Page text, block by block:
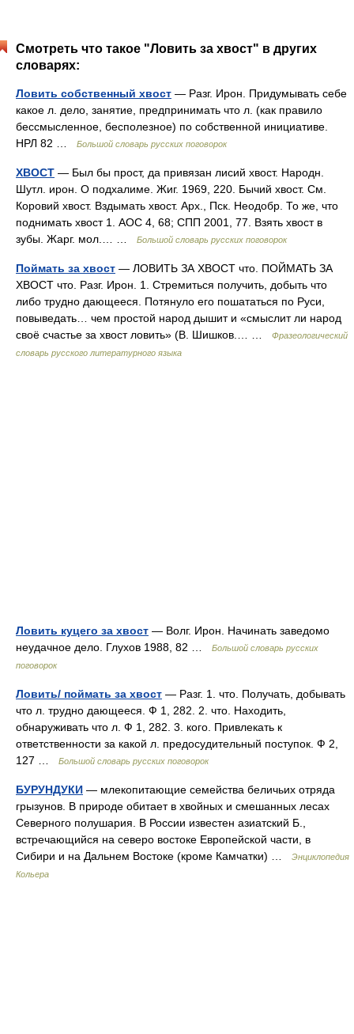
Смотреть что такое "Ловить за хвост" в других
словарях:
Ловить собственный хвост — Разг. Ирон. Придумывать себе
какое л. дело, занятие, предпринимать что л. (как правило
бессмысленное, бесполезное) по собственной инициативе.
НРЛ 82 …
Большой словарь русских поговорок
ХВОСТ — Был бы прост, да привязан лисий хвост. Народн.
Шутл. ирон. О подхалиме. Жиг. 1969, 220. Бычий хвост. См.
Коровий хвост. Вздымать хвост. Арх., Пск. Неодобр. То же, что
поднимать хвост 1. АОС 4, 68; СПП 2001, 77. Взять хвост в
зубы. Жарг. мол.… …
Большой словарь русских поговорок
Поймать за хвост — ЛОВИТЬ ЗА ХВОСТ что. ПОЙМАТЬ ЗА
ХВОСТ что. Разг. Ирон. 1. Стремиться получить, добыть что
либо трудно дающееся. Потянуло его пошататься по Руси,
повыведать… чем простой народ дышит и «смыслит ли народ
своё счастье за хвост ловить» (В. Шишков.… …
Фразеологический
словарь русского литературного языка
Ловить куцего за хвост — Волг. Ирон. Начинать заведомо
неудачное дело. Глухов 1988, 82 …
Большой словарь русских
поговорок
Ловить/ поймать за хвост — Разг. 1. что. Получать, добывать
что л. трудно дающееся. Ф 1, 282. 2. что. Находить,
обнаруживать что л. Ф 1, 282. 3. кого. Привлекать к
ответственности за какой л. предосудительный поступок. Ф 2,
127 …
Большой словарь русских поговорок
БУРУНДУКИ — млекопитающие семейства беличьих отряда
грызунов. В природе обитает в хвойных и смешанных лесах
Северного полушария. В России известен азиатский Б.,
встречающийся на северо востоке Европейской части, в
Сибири и на Дальнем Востоке (кроме Камчатки) …
Энциклопедия
Кольера